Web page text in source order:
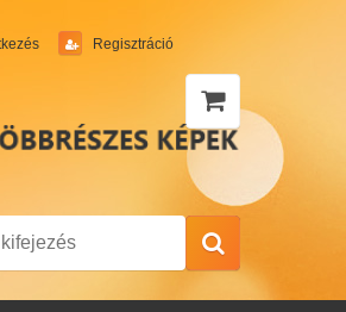
Regisztráció